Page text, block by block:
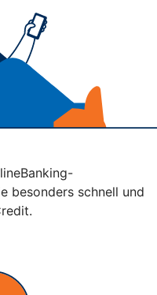
besonders schnell und